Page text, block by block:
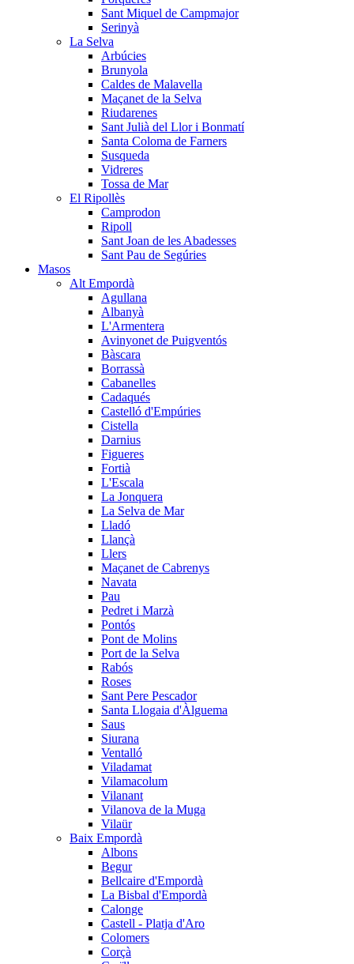
Sant Miquel de Campmajor
Serinyà
La Selva
Arbúcies
Brunyola
Caldes de Malavella
Maçanet de la Selva
Riudarenes
Sant Julià del Llor i Bonmatí
Santa Coloma de Farners
Susqueda
Vidreres
Tossa de Mar
El Ripollès
Camprodon
Ripoll
Sant Joan de les Abadesses
Sant Pau de Segúries
Masos
Alt Empordà
Agullana
Albanyà
L'Armentera
Avinyonet de Puigventós
Bàscara
Borrassà
Cabanelles
Cadaqués
Castelló d'Empúries
Cistella
Darnius
Figueres
Fortià
L'Escala
La Jonquera
La Selva de Mar
Lladó
Llançà
Llers
Maçanet de Cabrenys
Navata
Pau
Pedret i Marzà
Pontós
Pont de Molins
Port de la Selva
Rabós
Roses
Sant Pere Pescador
Santa Llogaia d'Àlguema
Saus
Siurana
Ventalló
Viladamat
Vilamacolum
Vilanant
Vilanova de la Muga
Vilaür
Baix Empordà
Albons
Begur
Bellcaire d'Empordà
La Bisbal d'Empordà
Calonge
Castell - Platja d'Aro
Colomers
Corçà